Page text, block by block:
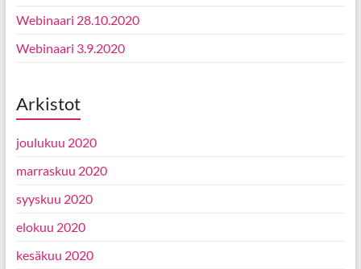
Webinaari 28.10.2020
Webinaari 3.9.2020
Arkistot
joulukuu 2020
marraskuu 2020
syyskuu 2020
elokuu 2020
kesäkuu 2020